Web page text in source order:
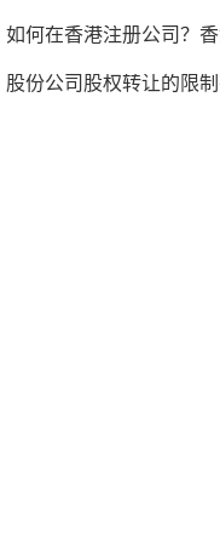
跳跳糖是毒品吗？
如何在香港注册公司？香港注册公
股份公司股权转让的限制有哪些？在哪